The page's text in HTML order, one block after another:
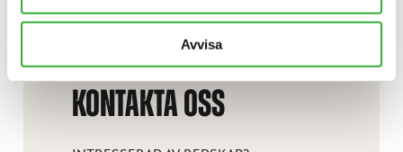
Avvisa
KONTAKTA OSS